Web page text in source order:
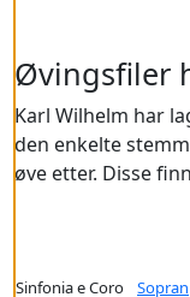
Øvingsfiler
Karl Wilhelm har
den enkelte
øve etter. Disse
Sinfonia e Coro Sopran